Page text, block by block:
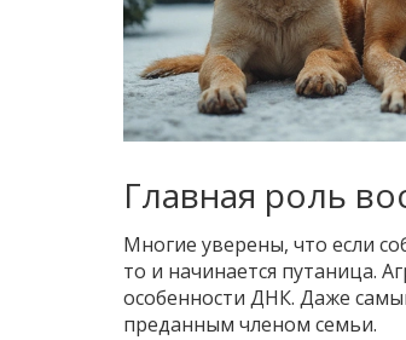
Главная роль
Многие уверены, что если
то и начинается путаница.
особенности ДНК. Даже
преданным членом семьи.